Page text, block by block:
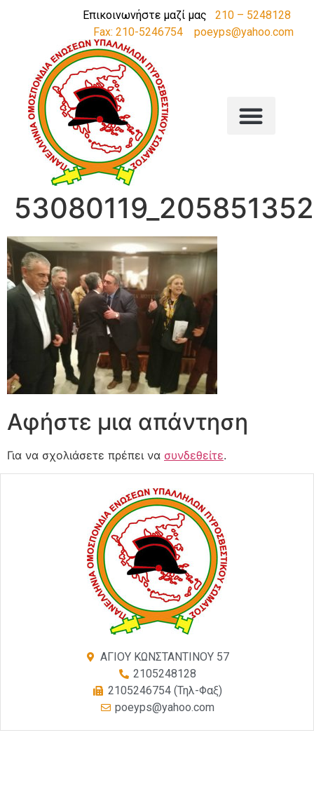
Επικοινωνήστε μαζί μας 210 – 5248128
Fax: 210-5246754
poeyps@yahoo.com
Αφήστε μια απάντηση
Για να σχολιάσετε πρέπει να συνδεθείτε.
ΑΓΙΟΥ ΚΩΝΣΤΑΝΤΙΝΟΥ 57
2105248128
2105246754 (Τηλ-Φαξ)
poeyps@yahoo.com